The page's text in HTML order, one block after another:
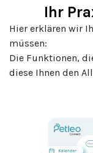
Ihr
Hier erklären wir
müssen:
Die Funktionen,
diese Ihnen den